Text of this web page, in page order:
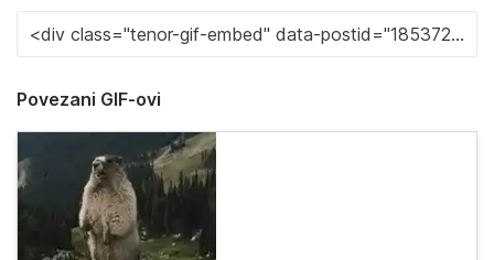
Povezani GIF-ovi